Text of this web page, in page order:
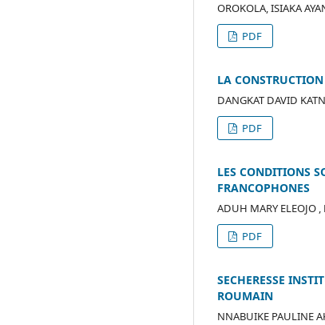
OROKOLA, ISIAKA
PDF
LA
DANGKAT DAVID
PDF
LES CONDITIONS
FRANCOPHONES
ADUH MARY ELEOJO
PDF
SECHERESSE
ROUMAIN
NNABUIKE PAULINE